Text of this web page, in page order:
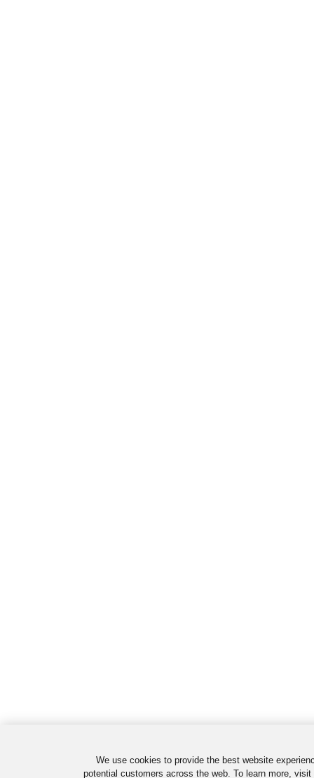
We use cookies to provide the best website
potential customers across the web. To learn more,